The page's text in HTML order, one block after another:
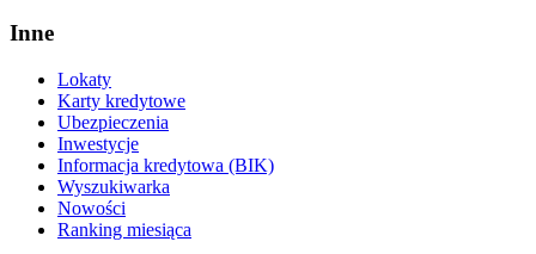
Inne
Lokaty
Karty kredytowe
Ubezpieczenia
Inwestycje
Informacja kredytowa (BIK)
Wyszukiwarka
Nowości
Ranking miesiąca